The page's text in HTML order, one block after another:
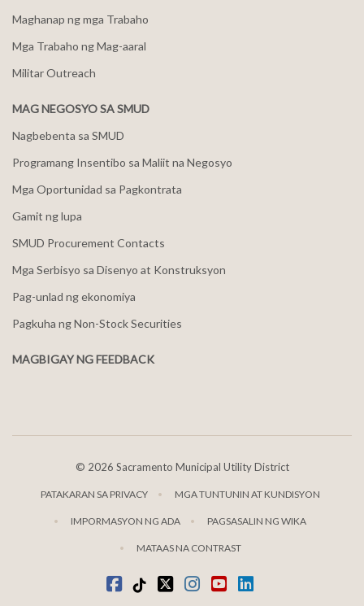
Maghanap ng mga Trabaho
Mga Trabaho ng Mag-aaral
Militar Outreach
MAG NEGOSYO SA SMUD
Nagbebenta sa SMUD
Programang Insentibo sa Maliit na Negosyo
Mga Oportunidad sa Pagkontrata
Gamit ng lupa
SMUD Procurement Contacts
Mga Serbisyo sa Disenyo at Konstruksyon
Pag-unlad ng ekonomiya
Pagkuha ng Non-Stock Securities
MAGBIGAY NG FEEDBACK
© 2026 Sacramento Municipal Utility District
PATAKARAN SA PRIVACY MGA TUNTUNIN AT KUNDISYON
IMPORMASYON NG ADA PAGSASALIN NG WIKA
MATAAS NA CONTRAST
Facebook
Tiktok
kabaInstagram
youtubeLinkedIn